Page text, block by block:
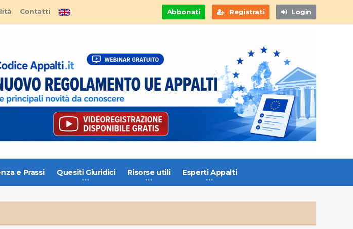
Abbonati Registrati Login
Contatti
e Prassi Quesiti Giuridici Risorse utili Esperti Appalti